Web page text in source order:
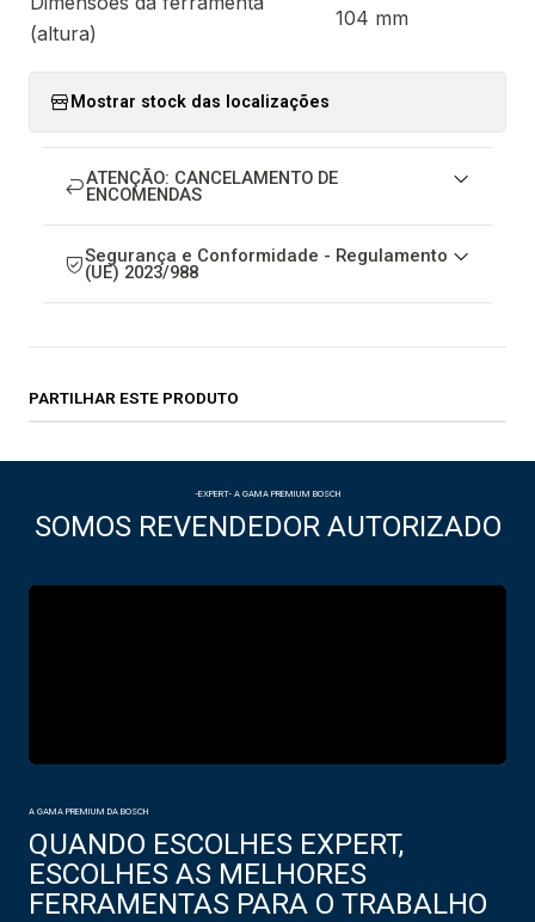
(altura)
104 mm
Mostrar stock das localizações
ATENÇÃO: CANCELAMENTO DE
ENCOMENDAS
Segurança e Conformidade - Regulamento
(UE) 2023/988
PARTILHAR ESTE PRODUTO
-EXPERT- A GAMA PREMIUM BOSCH
SOMOS REVENDEDOR AUTORIZADO
A GAMA PREMIUM DA BOSCH
QUANDO ESCOLHES EXPERT,
ESCOLHES AS MELHORES
FERRAMENTAS PARA O TRABALHO